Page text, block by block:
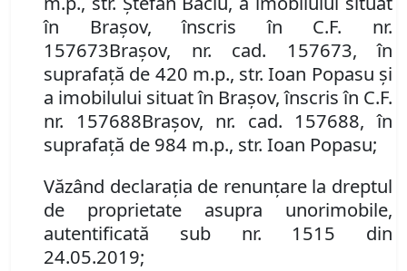
în Braşov, înscris în C.F. nr.
157673Brașov, nr. cad. 157673, în
suprafață de 420 m.p., str. Ioan Popasu și
a imobilului situat în Braşov, înscris în C.F.
nr. 157688Brașov, nr. cad. 157688, în
suprafață de 984 m.p., str. Ioan Popasu;
Văzând declaraţia de renunţare la dreptul
de proprietate asupra unorimobile,
autentificată sub nr. 1515 din
24.05.2019;